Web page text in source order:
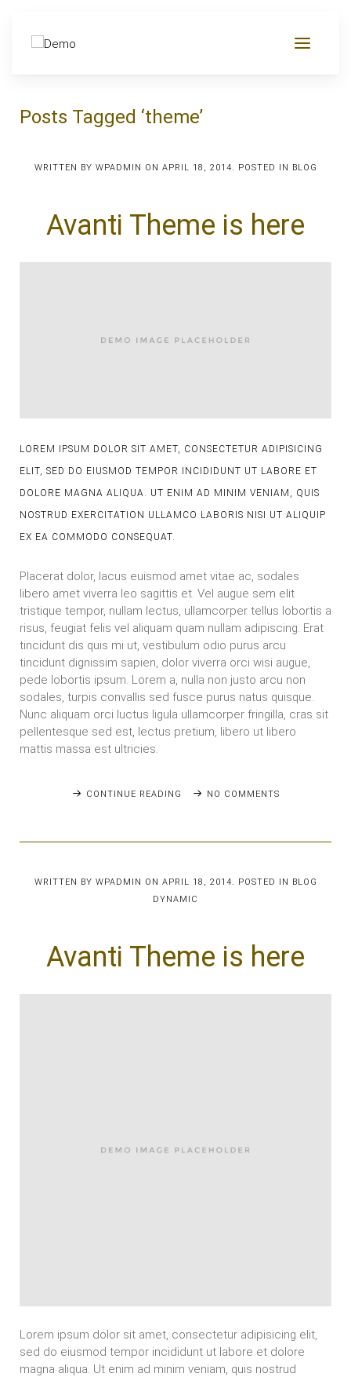
Posts Tagged ‘theme’
WRITTEN BY WPADMIN ON APRIL 18, 2014. POSTED IN BLOG
Avanti Theme is here
LOREM IPSUM DOLOR SIT AMET, CONSECTETUR ADIPISICING
ELIT, SED DO EIUSMOD TEMPOR INCIDIDUNT UT LABORE ET
DOLORE MAGNA ALIQUA. UT ENIM AD MINIM VENIAM, QUIS
NOSTRUD EXERCITATION ULLAMCO LABORIS NISI UT ALIQUIP
EX EA COMMODO CONSEQUAT.
Placerat dolor, lacus euismod amet vitae ac, sodales
libero amet viverra leo sagittis et. Vel augue sem elit
tristique tempor, nullam lectus, ullamcorper tellus lobortis a
risus, feugiat felis vel aliquam quam nullam adipiscing. Erat
tincidunt dis quis mi ut, vestibulum odio purus arcu
tincidunt dignissim sapien, dolor viverra orci wisi augue,
pede lobortis ipsum. Lorem a, nulla non justo arcu non
sodales, turpis convallis sed fusce purus natus quisque.
Nunc aliquam orci luctus ligula ullamcorper fringilla, cras sit
pellentesque sed est, lectus pretium, libero ut libero
mattis massa est ultricies.
CONTINUE READING NO COMMENTS
WRITTEN BY WPADMIN ON APRIL 18, 2014. POSTED IN BLOG
DYNAMIC
Avanti Theme is here
Lorem ipsum dolor sit amet, consectetur adipisicing elit,
sed do eiusmod tempor incididunt ut labore et dolore
magna aliqua. Ut enim ad minim veniam, quis nostrud